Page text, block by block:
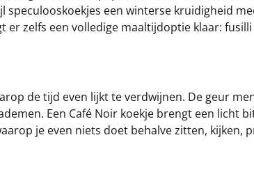
een winterse kruidigheid
zelfs een volledige maaltijdoptie klaar:
de tijd even lijkt te verdwijnen. De geur
Een Café Noir koekje brengt een licht
je even niets doet behalve zitten, kijken,